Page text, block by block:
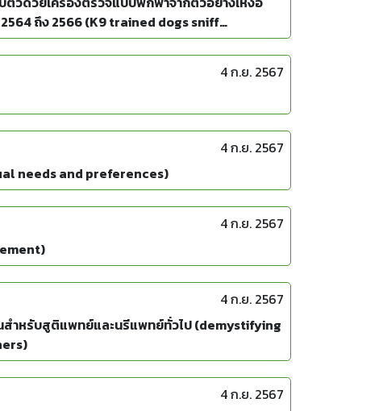
2564 ถึง 2566 (K9 trained dogs sniff
in Thailand from 2021 to 2023)
4 ก.ย. 2567
4 ก.ย. 2567
needs and preferences)
4 ก.ย. 2567
4 ก.ย. 2567
นสำหรับสูติแพทย์และนรีแพทย์ทั่วไป (demystifying
4 ก.ย. 2567